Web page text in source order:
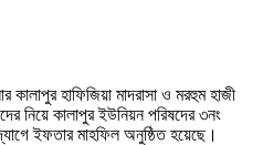
কালাপুর হাফিজিয়া মাদরাসা ও মরহুম হাজী
নিয়ে কালাপুর ইউনিয়ন পরিষদের ৩নং
ইফতার মাহফিল অনুষ্ঠিত হয়েছে।